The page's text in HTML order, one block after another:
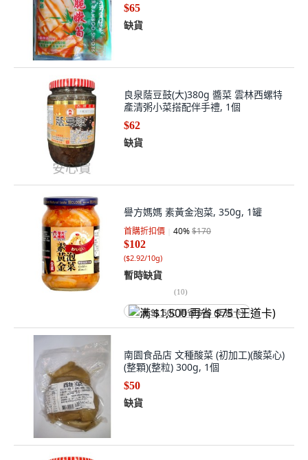
$65
缺貨
良泉蔭豆鼓(大)380g 醬菜 雲林西螺特
產清粥小菜搭配伴手禮, 1個
$62
缺貨
譽方媽媽 素黃金泡菜, 350g, 1罐
首購折扣價 40%$170
$102
($2.92/10g)
暫時缺貨
(10)
满 $1,500 再省 $75 (王道卡)
南園食品店 文種酸菜 (初加工)(酸菜心)
(整顆)(整粒) 300g, 1個
$50
缺貨